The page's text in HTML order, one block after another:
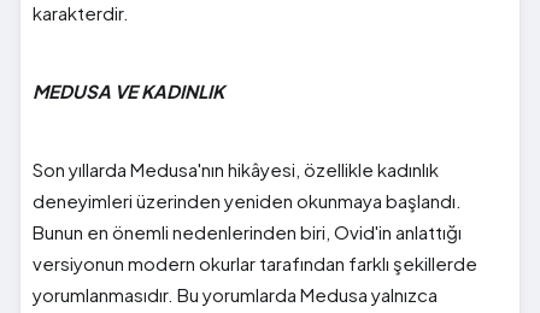
karakterdir.
MEDUSA VE KADINLIK
Son yıllarda Medusa'nın hikâyesi, özellikle kadınlık
deneyimleri üzerinden yeniden okunmaya başlandı.
Bunun en önemli nedenlerinden biri, Ovid'in anlattığı
versiyonun modern okurlar tarafından farklı şekillerde
yorumlanmasıdır. Bu yorumlarda Medusa yalnızca